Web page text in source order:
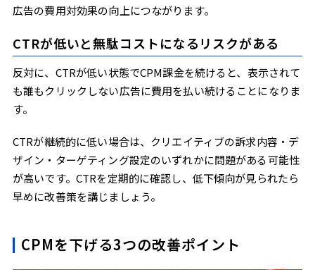
広告の費用対効果の向上につながります。
CTRが低いと無駄コストになるリスクがある
反対に、CTRが低い状態でCPM課金を続けると、表示されて
も誰もクリックしない広告に費用を払い続けることになりま
す。
CTRが継続的に低い場合は、クリエイティブの訴求内容・デ
ザイン・ターゲティング設定のいずれかに問題がある可能性
が高いです。CTRを定期的に確認し、低下傾向が見られたら
早めに改善策を講じましょう。
CPMを下げる3つの改善ポイント